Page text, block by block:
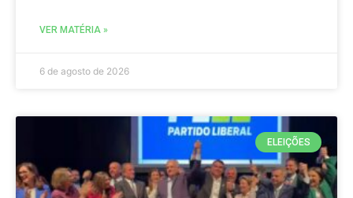
VER MATÉRIA »
6 de agosto de 2026
ELEIÇÕES